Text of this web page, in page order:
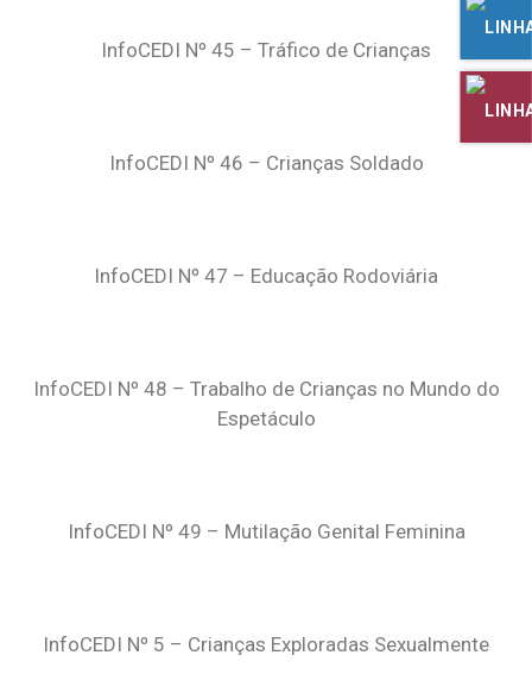
InfoCEDI Nº 45 – Tráfico de Crianças
InfoCEDI Nº 46 – Crianças Soldado
InfoCEDI Nº 47 – Educação Rodoviária
InfoCEDI Nº 48 – Trabalho de Crianças no Mundo do
Espetáculo
InfoCEDI Nº 49 – Mutilação Genital Feminina
InfoCEDI Nº 5 – Crianças Exploradas Sexualmente